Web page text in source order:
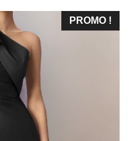
était :
323,99 €.
est :
293,99 €.
PROMO !